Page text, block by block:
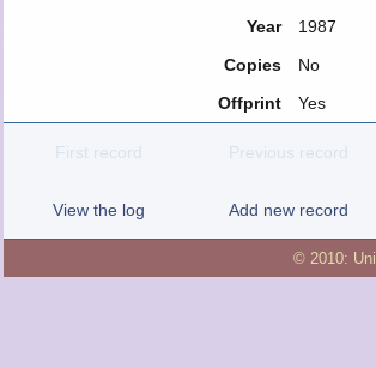
Year
1987
Copies
No
Offprint
Yes
First record Previous record
View the log Add new record
© 2010: